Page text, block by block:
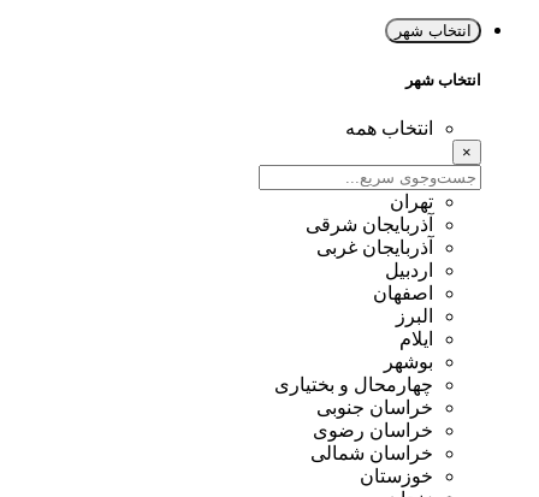
انتخاب شهر
انتخاب شهر
انتخاب همه
×
تهران
آذربایجان شرقی
آذربایجان غربی
اردبیل
اصفهان
البرز
ایلام
بوشهر
چهارمحال و بختیاری
خراسان جنوبی
خراسان رضوی
خراسان شمالی
خوزستان